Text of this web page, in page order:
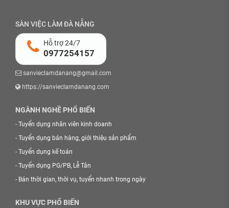
SÀN VIỆC LÀM ĐÀ NẴNG
Hỗ trợ 24/7
0977254157
sanvieclamdanang@gmail.com
https://sanvieclamdanang.com
NGÀNH NGHỀ PHỔ BIẾN
- Tuyển dụng nhân viên kinh doanh
- Tuyển dụng bán hàng, giới thiệu sản phẩm
- Tuyển dụng kế toán
- Tuyển dụng PG/PB, Lễ Tân
- Bán thời gian, thời vụ, tuyển nhanh trong ngày
KHU VỰC PHỔ BIẾN